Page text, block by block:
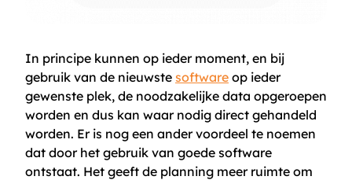
In principe kunnen op ieder moment, en bij
gebruik van de nieuwste software op ieder
gewenste plek, de noodzakelijke data opgeroepen
worden en dus kan waar nodig direct gehandeld
worden. Er is nog een ander voordeel te noemen
dat door het gebruik van goede software
ontstaat. Het geeft de planning meer ruimte om